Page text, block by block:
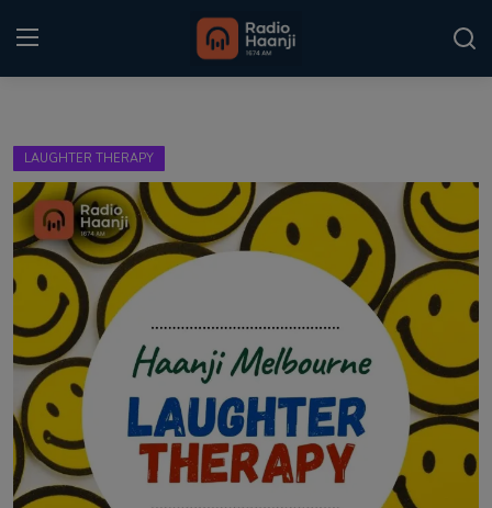
Home
Punjabi Podcast
Kitaab Kahani
Gallery
Sponsors
Matrimonial
Event
LAUGHTER THERAPY